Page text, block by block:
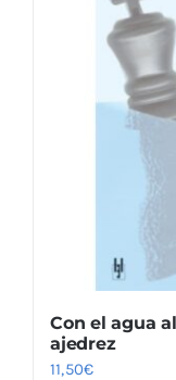
Con el agua
ajedrez
11,50€